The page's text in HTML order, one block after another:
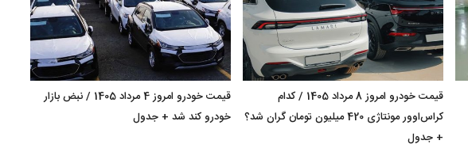
قیمت خودرو امروز 8 مرداد 1405 / کدام
کراس‌اوور مونتاژی 420 میلیون تومان گران شد؟
+ جدول
قیمت خودرو امروز 4 مرداد 1405 / نبض بازار
خودرو کند شد + جدول
+